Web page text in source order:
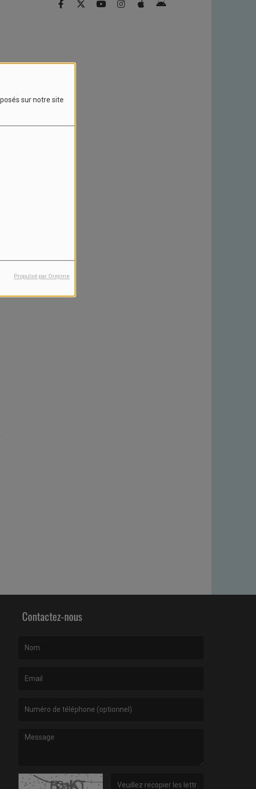
sur notre site
Propulsé par Orejime
Contactez-nous